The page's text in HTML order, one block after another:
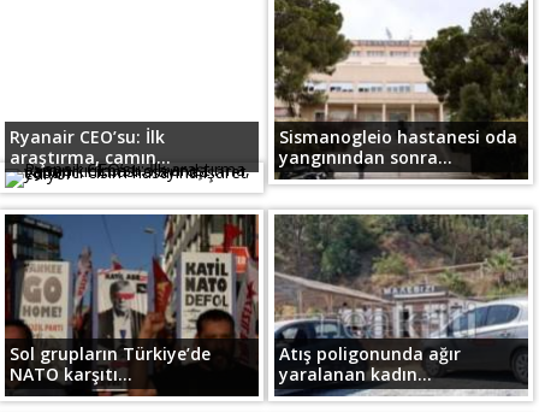
Ryanair CEO’su: İlk
araştırma, camın...
Sismanogleio hastanesi oda
yangınından sonra...
Sol grupların Türkiye’de
NATO karşıtı...
Atış poligonunda ağır
yaralanan kadın...